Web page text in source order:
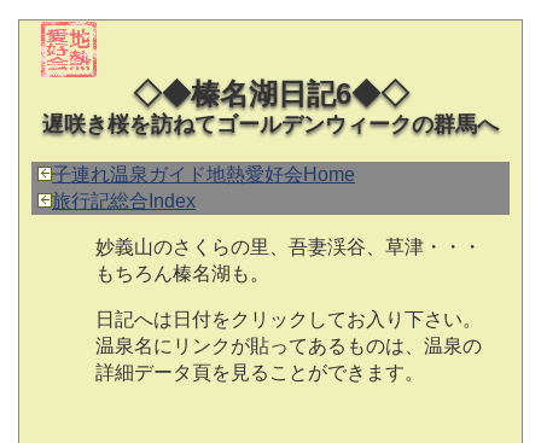
◇◆榛名湖日記6◆◇
遅咲き桜を訪ねてゴールデンウィークの群馬へ
子連れ温泉ガイド地熱愛好会Home
旅行記総合Index
妙義山のさくらの里、吾妻渓谷、草津・・・
もちろん榛名湖も。
日記へは日付をクリックしてお入り下さい。
温泉名にリンクが貼ってあるものは、温泉の
詳細データ頁を見ることができます。